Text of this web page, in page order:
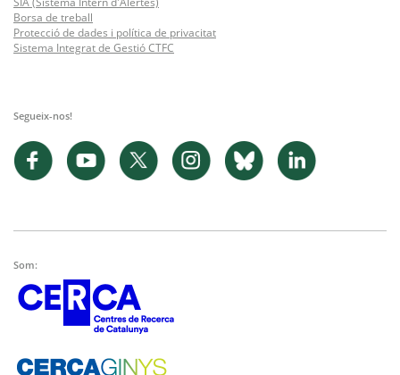
Borsa de treball
Protecció de dades i política de privacitat
Sistema Integrat de Gestió CTFC
Segueix-nos!
Som: